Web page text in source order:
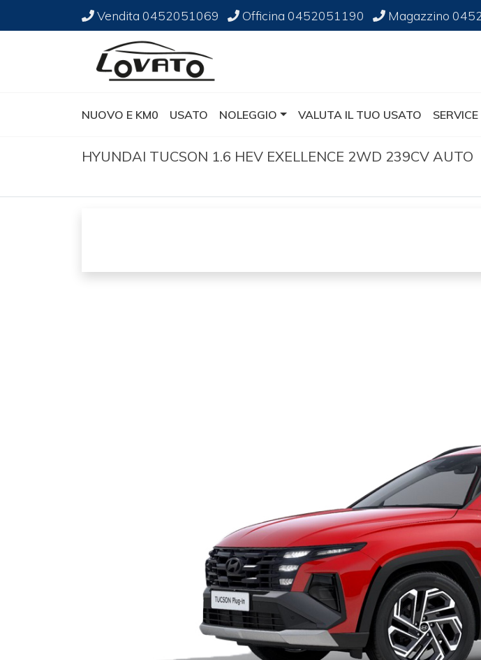
Vendita 0452051069 Officina0452051190 Magazzino
NUOVO E KM0 USATO NOLEGGIO VALUTA IL TUO USATO SERVICE
HYUNDAI TUCSON 1.6 HEV EXELLENCE 2WD 239CV AUTO